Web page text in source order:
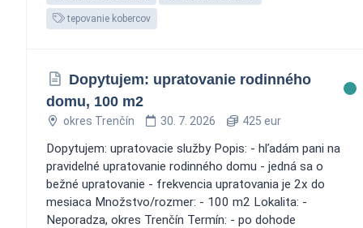
tepovanie kobercov
Dopytujem: upratovanie rodinného
domu, 100 m2
okres Trenčín 30. 7. 2026 425 eur
Dopytujem: upratovacie služby Popis: - hľadám pani na
pravidelné upratovanie rodinného domu - jedná sa o
bežné upratovanie - frekvencia upratovania je 2x do
mesiaca Množstvo/rozmer: - 100 m2 Lokalita: -
Neporadza, okres Trenčín Termín: - po dohode